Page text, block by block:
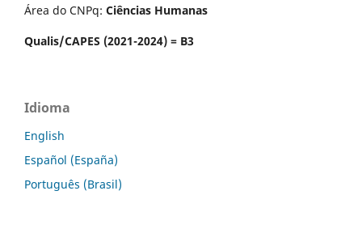
Área do CNPq: Ciências Humanas
Qualis/CAPES (2021-2024) = B3
Idioma
English
Español (España)
Português (Brasil)